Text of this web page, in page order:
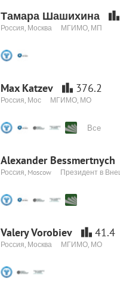
Тамара Шашихина
Россия, Москва МГИМО, МП
Max Katzev 376.2
Россия, Мос МГИМО, МО
Все
Alexander Bessmertnych
Россия, Moscow Президент в
Valery Vorobiev 41.4
Россия, Москва МГИМО, МО